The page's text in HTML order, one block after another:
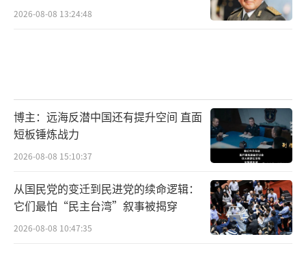
2026-08-08 13:24:48
博主：远海反潜中国还有提升空间 直面
短板锤炼战力
2026-08-08 15:10:37
从国民党的变迁到民进党的续命逻辑：
它们最怕“民主台湾”叙事被揭穿
2026-08-08 10:47:35